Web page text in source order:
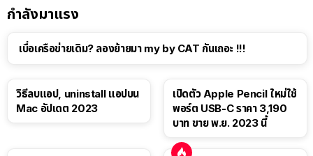
กำลังมาแรง
เบื่อเครือข่ายเดิม? ลองย้ายมา my by CAT กันเถอะ !!!
วิธีลบแอป, uninstall แอปบน
Mac อัปเดต 2023
เปิดตัว Apple Pencil ใหม่ใช้
พอร์ต USB-C ราคา 3,190
บาท ขาย พ.ย. 2023 นี้